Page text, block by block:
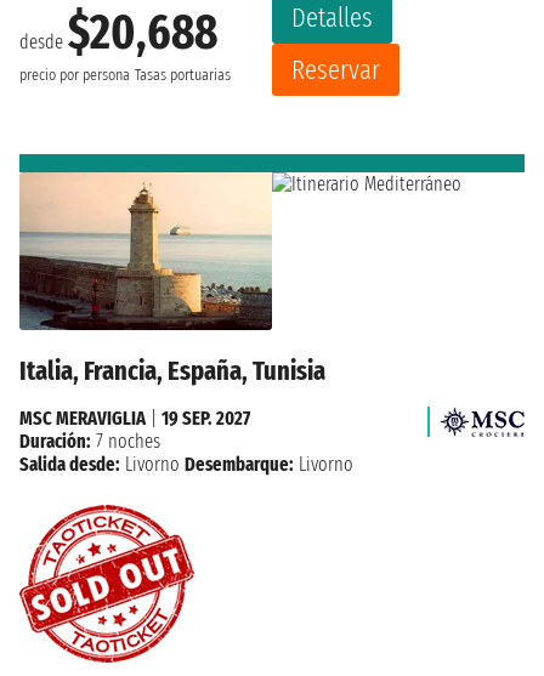
desde $20,688
precio por persona Tasas portuarias
Detalles
Reservar
Italia, Francia, España, Tunisia
MSC MERAVIGLIA| 19 SEP. 2027
Duración: 7 noches
Salida desde: Livorno Desembarque: Livorno